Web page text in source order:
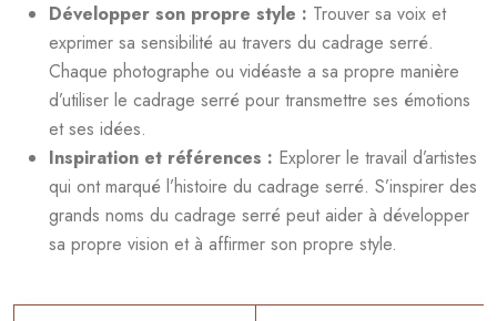
Développer son propre style : Trouver sa voix et
exprimer sa sensibilité au travers du cadrage serré.
Chaque photographe ou vidéaste a sa propre manière
d’utiliser le cadrage serré pour transmettre ses émotions
et ses idées.
Inspiration et références : Explorer le travail d’artistes
qui ont marqué l’histoire du cadrage serré. S’inspirer des
grands noms du cadrage serré peut aider à développer
sa propre vision et à affirmer son propre style.